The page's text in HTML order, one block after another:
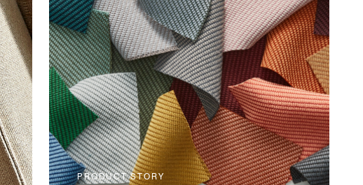
PRODUCT STORY